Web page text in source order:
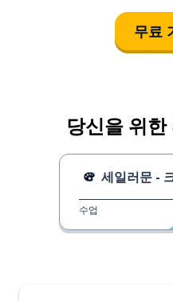
무료
당신을 위
세일러문 -
수업